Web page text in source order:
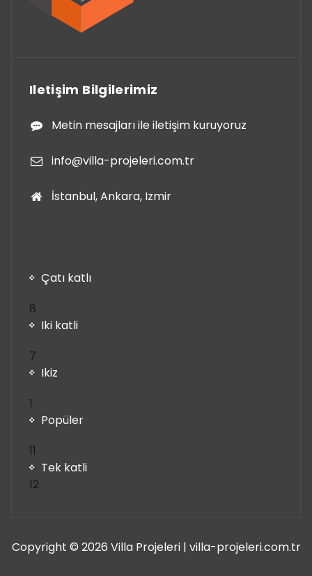
Iletişim Bilgilerimiz
Metin mesajları ile iletişim kuruyoruz
info@villa-projeleri.com.tr
İstanbul, Ankara, Izmir
Çatı katlı
8
ürün
Iki katli
7
ürün
Ikiz
1
ürün
Popüler
11
ürün
Tek katli
1212
Copyright © 2026 Villa Projeleri | villa-projeleri.com.tr